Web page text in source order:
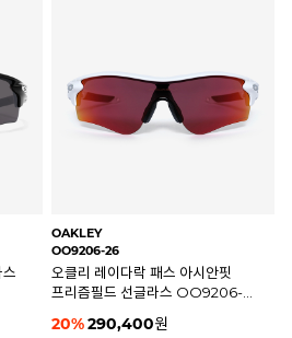
OAKLEY
OO9206-41
오클리 레이다 락 패스 선글라스
아시안핏 프리즘 OO9206-41
20%290,400원